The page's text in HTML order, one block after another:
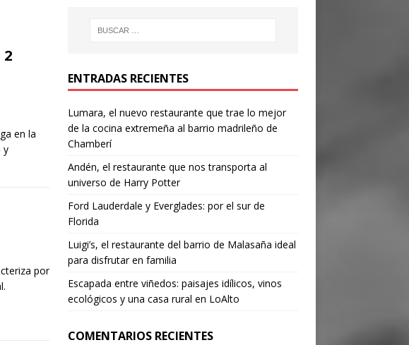
en la
y
por
ENTRADAS RECIENTES
Lumara, el nuevo restaurante que trae lo mejor
de la cocina extremeña al barrio madrileño de
Chamberí
Andén, el restaurante que nos transporta al
universo de Harry Potter
Ford Lauderdale y Everglades: por el sur de
Florida
Luigi’s, el restaurante del barrio de Malasaña ideal
para disfrutar en familia
Escapada entre viñedos: paisajes idílicos, vinos
ecológicos y una casa rural en LoAlto
COMENTARIOS RECIENTES